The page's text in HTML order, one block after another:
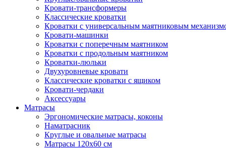
Кровати-трансформеры
Классические кроватки
Кроватки с универсальным маятниковым
Кровати-машинки
Кроватки с поперечным маятником
Кроватки с продольным маятником
Кроватки-люльки
Двухуровневые кровати
Классические кроватки с ящиком
Кровати-чердаки
Аксессуары
Матрасы
Эргономические матрасы, коконы
Наматрасник
Круглые и овальные матрасы
Матрасы 120х60 см